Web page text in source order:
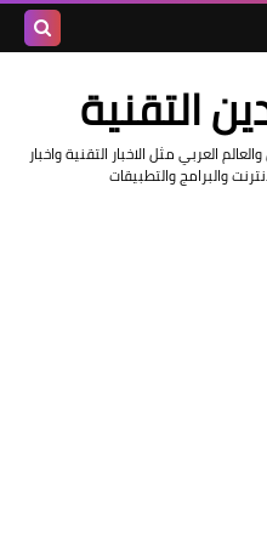
التقنية
العربي مثل الاخبار التقنية واخبار
والبرامج والتطبيقات